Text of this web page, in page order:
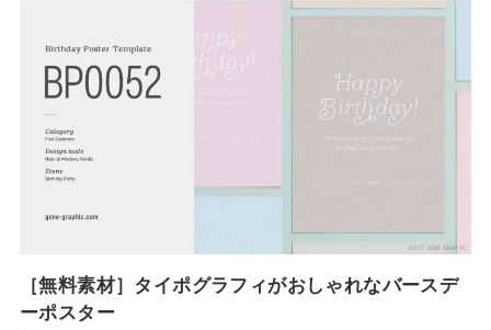
［無料素材］タイポグラフィがおしゃれなバースデ
ーポスター